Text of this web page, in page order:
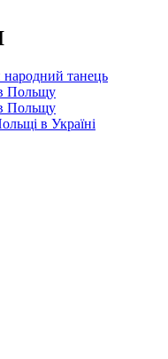
танець
Польщу
Польщу
в Україні